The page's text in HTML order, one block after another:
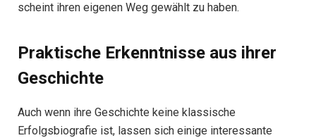
scheint ihren eigenen Weg gewählt zu haben.
Praktische Erkenntnisse aus ihrer
Geschichte
Auch wenn ihre Geschichte keine klassische
Erfolgsbiografie ist, lassen sich einige interessante